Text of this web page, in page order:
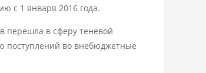
с 1 января 2016 года.
перешла в сферу теневой
поступлений во внебюджетные